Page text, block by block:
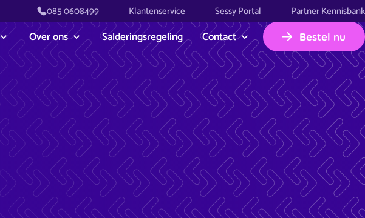
085 0608499 Klantenservice Sessy Portal Partner Kennisbank
Over ons Salderingsregeling Contact Bestel nu